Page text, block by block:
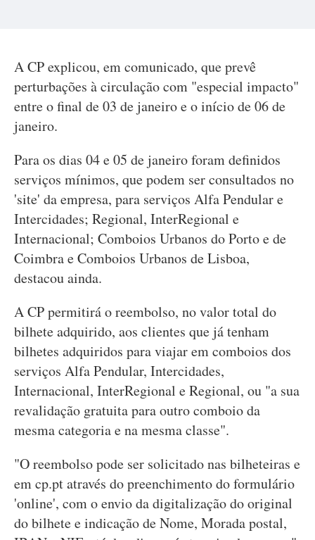
A CP explicou, em comunicado, que prevê
perturbações à circulação com "especial impacto"
entre o final de 03 de janeiro e o início de 06 de
janeiro.
Para os dias 04 e 05 de janeiro foram definidos
serviços mínimos, que podem ser consultados no
'site' da empresa, para serviços Alfa Pendular e
Intercidades; Regional, InterRegional e
Internacional; Comboios Urbanos do Porto e de
Coimbra e Comboios Urbanos de Lisboa,
destacou ainda.
A CP permitirá o reembolso, no valor total do
bilhete adquirido, aos clientes que já tenham
bilhetes adquiridos para viajar em comboios dos
serviços Alfa Pendular, Intercidades,
Internacional, InterRegional e Regional, ou "a sua
revalidação gratuita para outro comboio da
mesma categoria e na mesma classe".
"O reembolso pode ser solicitado nas bilheteiras e
em cp.pt através do preenchimento do formulário
'online', com o envio da digitalização do original
do bilhete e indicação de Nome, Morada postal,